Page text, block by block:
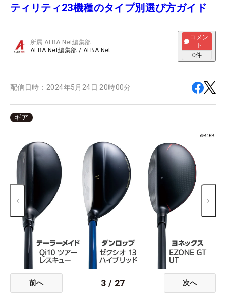
ティリティ23機種のタイプ別選び方ガイド
所属ALBA Net編集部
ALBA Net編集部 / ALBA Net
コメン
ト
0件
配信日時： 2024年5月24日 20時00分
ギア
前へ 3 / 27 次へ